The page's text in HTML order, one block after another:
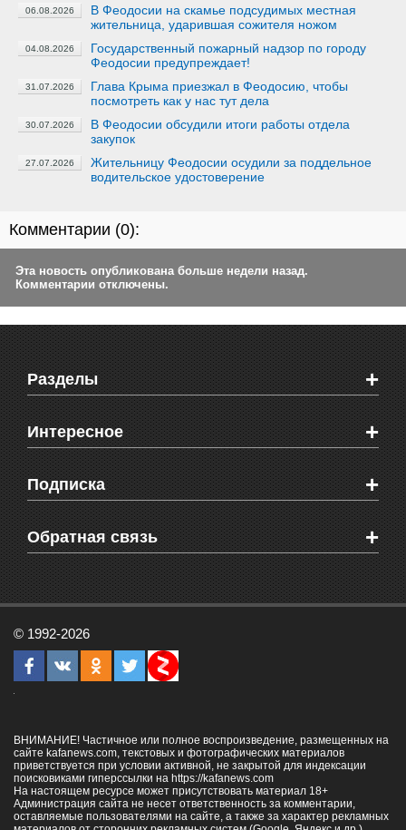
06.08.2026
В Феодосии на скамье подсудимых местная
жительница, ударившая сожителя ножом
04.08.2026
Государственный пожарный надзор по городу
Феодосии предупреждает!
31.07.2026
Глава Крыма приезжал в Феодосию, чтобы
посмотреть как у нас тут дела
30.07.2026
В Феодосии обсудили итоги работы отдела
закупок
27.07.2026
Жительницу Феодосии осудили за поддельное
водительское удостоверение
Комментарии (0):
Эта новость опубликована больше недели назад.
Комментарии отключены.
Разделы +
Новости Феодосии
Новости Крыма
Мировые новости
Объявления
Здоровье
СМС мнения читателей
Интересное +
Видео о Феодосии
Веб-камеры Феодосии
Блоги феодосийцев
Школы Феодосии
Подписка +
Печатная версия газеты "Кафа"
RSS
Обратная связь +
Рекламодателям
Контактная информация
© 1992-2026
ВНИМАНИЕ! Частичное или полное воспроизведение, размещенных на
сайте kafanews.com, текстовых и фотографических материалов
приветствуется при условии активной, не закрытой для индексации
поисковиками гиперссылки на https://kafanews.com
На настоящем ресурсе может присутствовать материал 18+
Администрация сайта не несет ответственность за комментарии,
оставляемые пользователями на сайте, а также за характер рекламных